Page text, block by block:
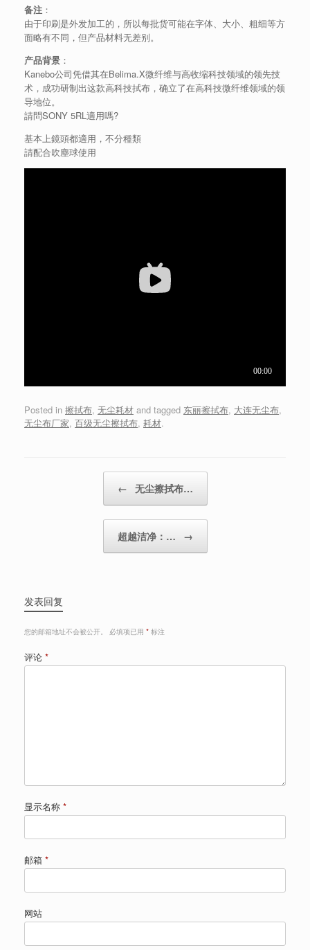
备注 ：
由于印刷是外发加工的，所以每批货可能在字体、大小、粗细等方
面略有不同，但产品材料无差别。
产品背景 ：
Kanebo公司凭借其在Belima.X微纤维与高收缩科技领域的领先技
术，成功研制出这款高科技拭布，确立了在高科技微纤维领域的领
导地位。
請問SONY 5RL適用嗎?
基本上鏡頭都適用，不分種類
請配合吹塵球使用
Posted in 擦拭布, 无尘耗材 and tagged 东丽擦拭布, 大连无尘布,
无尘布厂家, 百级无尘擦拭布, 耗材.
← 无尘擦拭布…
超越洁净：… →
发表回复
您的邮箱地址不会被公开。 必填项已用 * 标注
评论 *
显示名称 *
邮箱 *
网站